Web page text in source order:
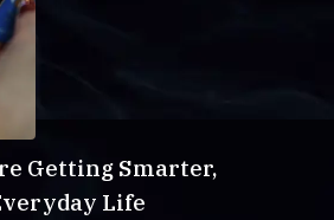
Getting Smarter,
Life